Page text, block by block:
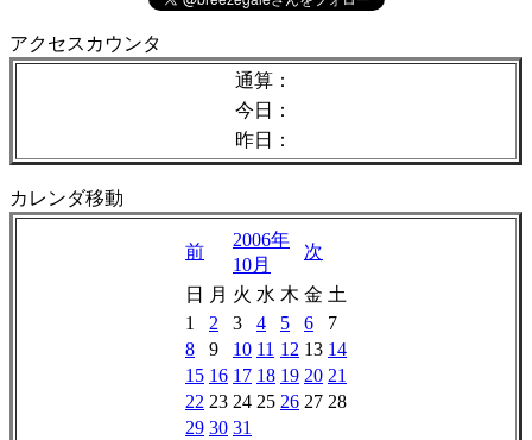
アクセスカウンタ
通算：
今日：
昨日：
カレンダ移動
前
2006年
10月
次
日 月 火 水 木 金 土
1
2 3 4 5 6
7
8
9 10 11 12 13 14
15 16 17 18 19 20 21
22 23 24 25 26 27 28
29 30 31